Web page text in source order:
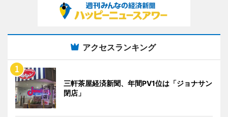
アクセスランキング
三軒茶屋経済新聞、年間PV1位は「ジョナサン
閉店」